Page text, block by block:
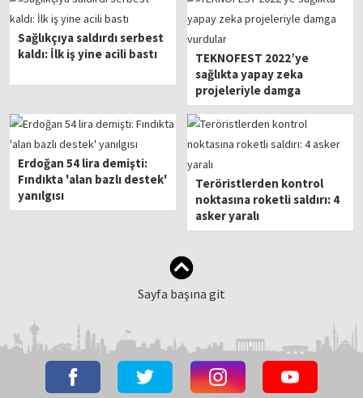
Sağlıkçıya saldırdı serbest
kaldı: İlk iş yine acili bastı
TEKNOFEST 2022’ye
sağlıkta yapay zeka
projeleriyle damga
vurdular
Erdoğan 54 lira demişti:
Fındıkta 'alan bazlı destek'
yanılgısı
Teröristlerden kontrol
noktasına roketli saldırı: 4
asker yaralı
Sayfa başına git